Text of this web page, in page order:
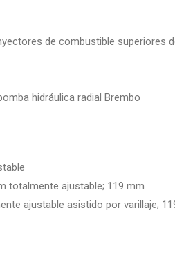
de combustible superiores
hidráulica radial Brembo
totalmente ajustable; 119 mm
ajustable asistido por varillaje;